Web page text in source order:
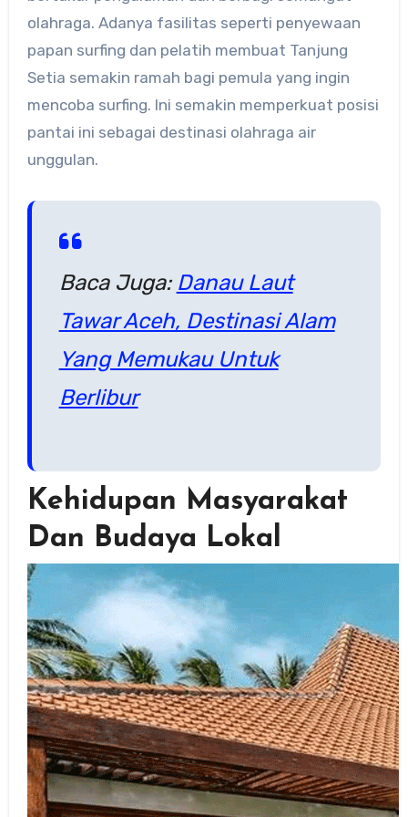
olahraga. Adanya fasilitas seperti penyewaan
papan surfing dan pelatih membuat Tanjung
Setia semakin ramah bagi pemula yang ingin
mencoba surfing. Ini semakin memperkuat posisi
pantai ini sebagai destinasi olahraga air
unggulan.
Baca Juga: Danau Laut
Tawar Aceh, Destinasi Alam
Yang Memukau Untuk
Berlibur
Kehidupan Masyarakat
Dan Budaya Lokal